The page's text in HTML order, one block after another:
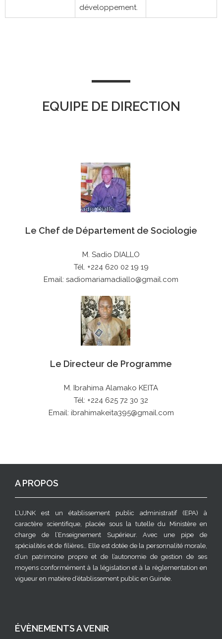
développement.
EQUIPE DE DIRECTION
Le Chef de Département de Sociologie
M. Sadio DIALLO
Tél. +224 620 02 19 19
Email: sadiomariamadiallo@gmail.com
Le Directeur de Programme
M. Ibrahima Alamako KEITA
Tél: +224 625 72 30 32
Email: ibrahimakeita395@gmail.com
A PROPOS
L’UJNK est un établissement public administratif (EPA) à
caractère scientifique, placée sous la tutelle du Ministère en
charge de l’Enseignement Supérieur. Avec une pipe de
spécialités et de filières… Elle est dotée de la personnalité morale,
d’un patrimoine propre et de l’autonomie de gestion de ses
moyens conformément à la législation et à la règlementation en
vigueur en matière d’établissement public en Guinée.
ÉVÈNEMENTS A VENIR